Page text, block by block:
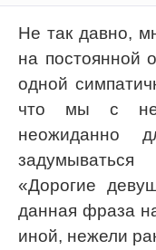
Не так давно,
на постоянной
одной
что мы с
неожиданно
«Дорогие
данная фраза
иной, нежели